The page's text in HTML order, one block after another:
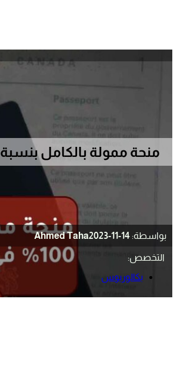
منحة ممولة بالكامل بنسبة 100% في كندا بتأشيرة ممولة 2024
بواسطة: Ahmed Taha2023-11-14
التخصص:
بكالوريوس